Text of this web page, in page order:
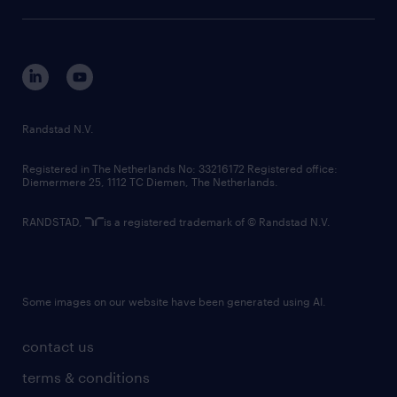
corporate governance
randstad innovation fund
country websites
contact us
terms & conditions
Randstad N.V.
Registered in The Netherlands No: 33216172 Registered office:
Diemermere 25, 1112 TC Diemen, The Netherlands.
RANDSTAD, is a registered trademark of © Randstad N.V.
Some images on our website have been generated using AI.